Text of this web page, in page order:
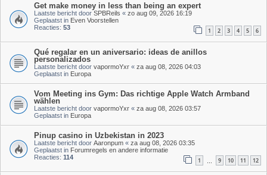
Get make money in less than being an expert
Laatste bericht door SPBReils « zo aug 09, 2026 16:19
Geplaatst in Even Voorstellen
Reacties: 53 1 2 3 4 5 6
Qué regalar en un aniversario: ideas de anillos
personalizados
Laatste bericht door vapormoYxr « za aug 08, 2026 04:03
Geplaatst in Europa
Vom Meeting ins Gym: Das richtige Apple Watch Armband
wählen
Laatste bericht door vapormoYxr « za aug 08, 2026 03:57
Geplaatst in Europa
Pinup casino in Uzbekistan in 2023
Laatste bericht door Aaronpum « za aug 08, 2026 03:35
Geplaatst in Forumregels en andere informatie
Reacties: 114 1 9 10 11 12